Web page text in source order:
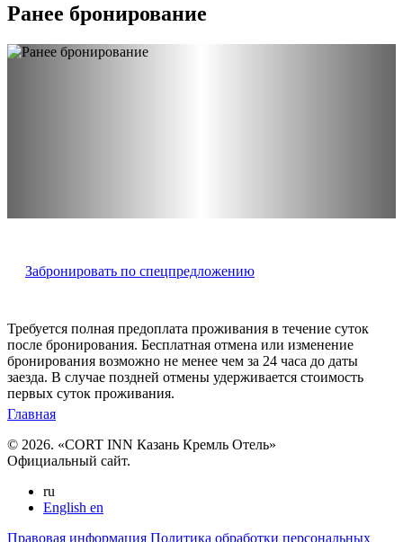
Ранее бронирование
Требуется полная предоплата проживания в течение суток
после бронирования. Бесплатная отмена или изменение
бронирования возможно не менее чем за 24 часа до даты
заезда. В случае поздней отмены удерживается стоимость
первых суток проживания.
Забронировать по спецпредложению
Главная
© 2026. «CORT INN Казань Кремль Отель»
Официальный сайт.
ru
English en
Правовая информация Политика обработки персональных